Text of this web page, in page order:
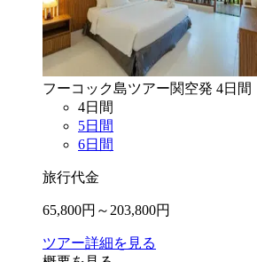
フーコック島ツアー関空発 4日間
4日間
5日間
6日間
旅行代金
65,800円～ 203,800円
ツアー詳細を見る